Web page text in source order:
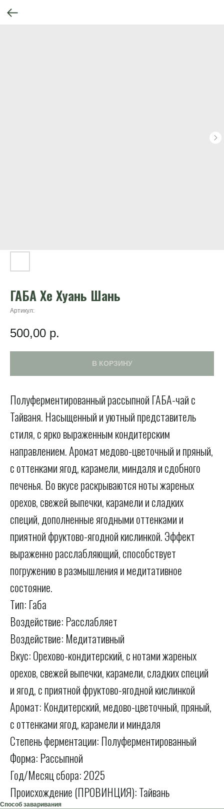
ГАБА Хе Хуань Шань
Артикул:
500,00 р.
В КОРЗИНУ
Полуферментированный рассыпной ГАБА-чай с
Тайваня. Насыщенный и уютный представитель
стиля, с ярко выраженным кондитерским
направлением. Аромат медово-цветочный и пряный,
с оттенками ягод, карамели, миндаля и сдобного
печенья. Во вкусе раскрываются ноты жареных
орехов, свежей выпечки, карамели и сладких
специй, дополненные ягодными оттенками и
приятной фруктово-ягодной кислинкой. Эффект
выраженно расслабляющий, способствует
погружению в размышления и медитативное
состояние.
Тип: Габа
Воздействие: Расслабляет
Воздействие: Медитативный
Вкус: Орехово-кондитерский, с нотами жареных
орехов, свежей выпечки, карамели, сладких специй
и ягод, с приятной фруктово-ягодной кислинкой
Аромат: Кондитерский, медово-цветочный, пряный,
с оттенками ягод, карамели и миндаля
Степень ферментации: Полуферментированный
Форма: Рассыпной
Год/Месяц сбора: 2025
Происхождение (ПРОВИНЦИЯ): Тайвань
Способ заваривания